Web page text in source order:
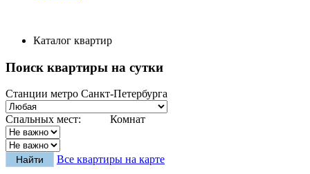
Каталог квартир
Поиск квартиры на сутки
Станции метро Санкт-Петербурга
Спальных мест: Комнат
Все квартиры на карте